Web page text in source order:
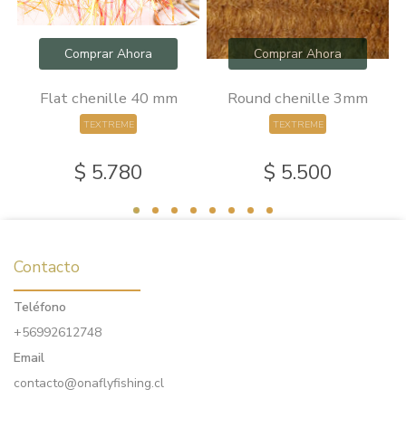
Comprar Ahora
Flat chenille 40 mm
TEXTREME
$ 5.780
Comprar Ahora
Round chenille 3mm
TEXTREME
$ 5.500
Contacto
Teléfono
+56992612748
Email
contacto@onaflyfishing.cl